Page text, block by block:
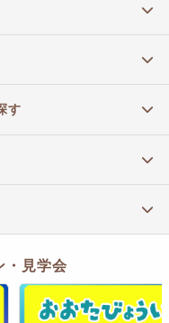
す
・見学会